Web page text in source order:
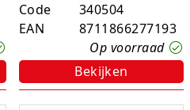
Code
340504
EAN
8711866277193
Op voorraad
Bekijken